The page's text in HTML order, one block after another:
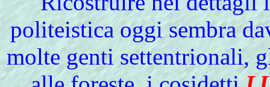
politeistica oggi sembra
molte genti settentrionali,